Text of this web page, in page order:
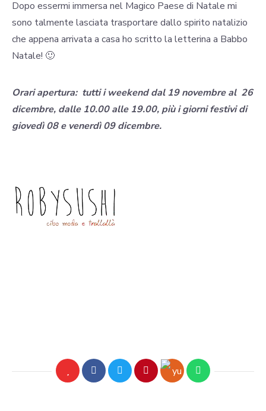
Dopo essermi immersa nel Magico Paese di Natale mi
sono talmente lasciata trasportare dallo spirito natalizio
che appena arrivata a casa ho scritto la letterina a Babbo
Natale! 🙂
Orari apertura: tutti i weekend dal 19 novembre al 26
dicembre, dalle 10.00 alle 19.00, più i giorni festivi di
giovedì 08 e venerdì 09 dicembre.